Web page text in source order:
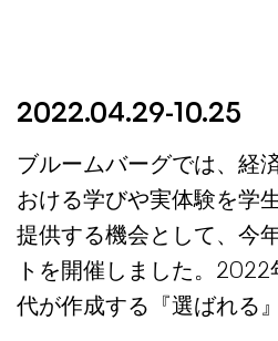
2022.04.29-10.25
ブルームバーグでは、経
おける学びや実体験を学
提供する機会として、今
トを開催しました。
代が作成する『選ばれる